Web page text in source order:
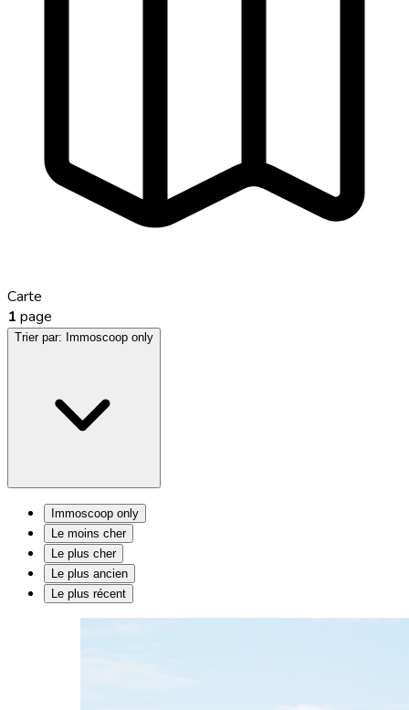
Carte
1 page
Trier par: Immoscoop only
Immoscoop only
Le moins cher
Le plus cher
Le plus ancien
Le plus récent